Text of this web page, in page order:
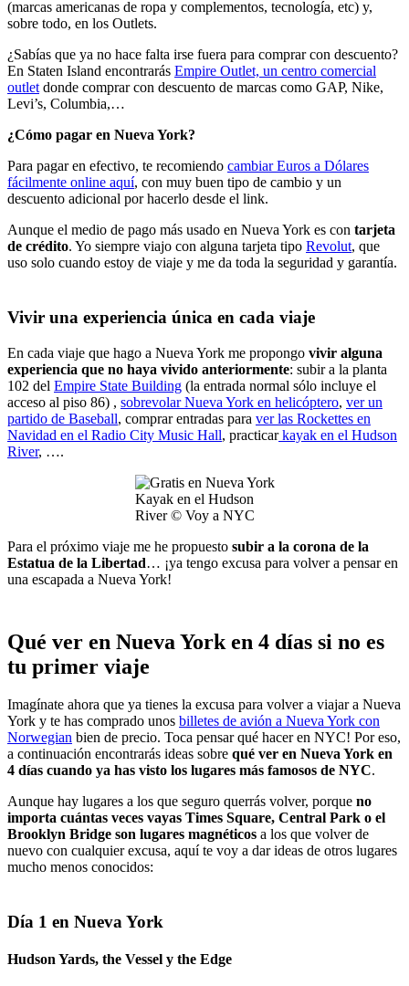
(marcas americanas de ropa y complementos, tecnología, etc) y,
sobre todo, en los Outlets.
¿Sabías que ya no hace falta irse fuera para comprar con descuento?
En Staten Island encontrarás Empire Outlet, un centro comercial
outlet donde comprar con descuento de marcas como GAP, Nike,
Levi’s, Columbia,…
¿Cómo pagar en Nueva York?
Para pagar en efectivo, te recomiendo cambiar Euros a Dólares
fácilmente online aquí, con muy buen tipo de cambio y un
descuento adicional por hacerlo desde el link.
Aunque el medio de pago más usado en Nueva York es con tarjeta
de crédito. Yo siempre viajo con alguna tarjeta tipo Revolut, que
uso solo cuando estoy de viaje y me da toda la seguridad y garantía.
Vivir una experiencia única en cada viaje
En cada viaje que hago a Nueva York me propongo vivir alguna
experiencia que no haya vivido anteriormente: subir a la planta
102 del Empire State Building (la entrada normal sólo incluye el
acceso al piso 86) , sobrevolar Nueva York en helicóptero, ver un
partido de Baseball, comprar entradas para ver las Rockettes en
Navidad en el Radio City Music Hall, practicarkayak en el Hudson
River, ….
Kayak en el Hudson
River © Voy a NYC
Para el próximo viaje me he propuesto subir a la corona de la
Estatua de la Libertad… ¡ya tengo excusa para volver a pensar en
una escapada a Nueva York!
Qué ver en Nueva York en 4 días si no es
tu primer viaje
Imagínate ahora que ya tienes la excusa para volver a viajar a Nueva
York y te has comprado unos billetes de avión a Nueva York con
Norwegian bien de precio. Toca pensar qué hacer en NYC! Por eso,
a continuación encontrarás ideas sobre qué ver en Nueva York en
4 días cuando ya has visto los lugares más famosos de NYC.
Aunque hay lugares a los que seguro querrás volver, porque no
importa cuántas veces vayas Times Square, Central Park o el
Brooklyn Bridge son lugares magnéticos a los que volver de
nuevo con cualquier excusa, aquí te voy a dar ideas de otros lugares
mucho menos conocidos:
Día 1 en Nueva York
Hudson Yards, the Vessel y the Edge